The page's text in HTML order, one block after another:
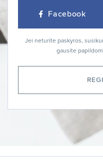
Facebook
Jei neturite paskyros,
gausite